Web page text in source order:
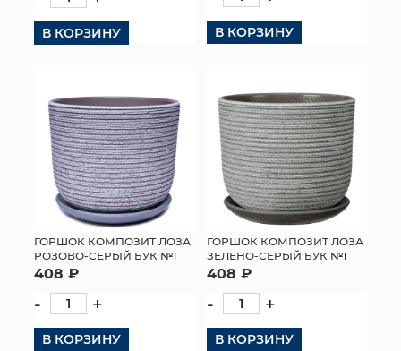
В КОРЗИНУ В КОРЗИНУ
ГОРШОК КОМПОЗИТ ЛОЗА
РОЗОВО-СЕРЫЙ БУК №1
408 ₽
- +
В КОРЗИНУ
ГОРШОК КОМПОЗИТ ЛОЗА
ЗЕЛЕНО-СЕРЫЙ БУК №1
408 ₽
- +
В КОРЗИНУ